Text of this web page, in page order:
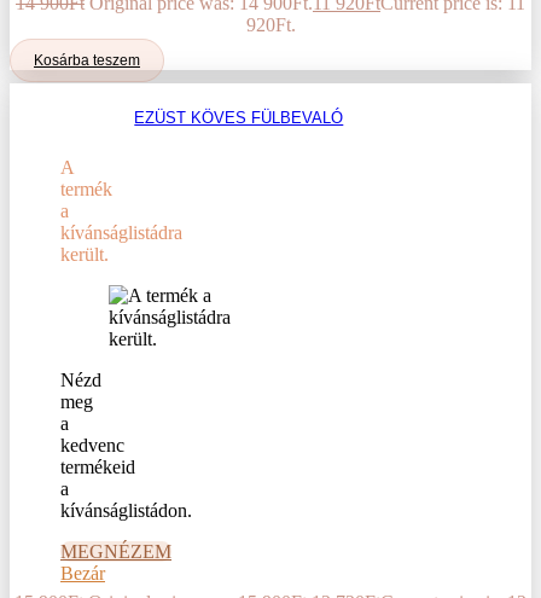
920Ft.
Kosárba teszem
EZÜST KÖVES FÜLBEVALÓ
A
termék
a
kívánságlistádra
került.
Nézd
meg
a
kedvenc
termékeid
a
kívánságlistádon.
MEGNÉZEM
Bezár